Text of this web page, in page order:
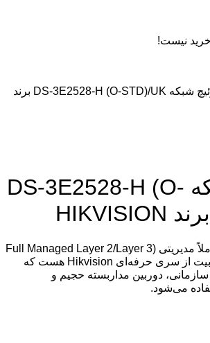
نیست!
سوئیچ شبکه DS-3E2528-H (O-STD)/UK برند
سوئیچ شبکه DS-3E2528-H (O-
این مدل یک سوئیچ کاملاً مدیریتی (Full Managed Layer 2/Layer 3
Lite) با ۲۸ پورت گیگابیت از سری حرفه‌ای Hikvision هست که
دوربین مداربسته حجیم و
می‌شود.